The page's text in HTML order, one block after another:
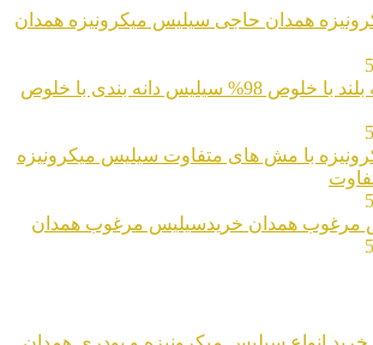
سیلیس میکرونیزه همدان
سیلیس دانه بندی با خلوص
سیلیس میکرونیزه
خریدسیلیس مرغوب همدان